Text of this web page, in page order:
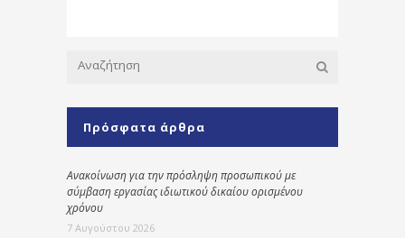
Πρόσφατα άρθρα
Ανακοίνωση για την πρόσληψη προσωπικού με
σύμβαση εργασίας ιδιωτικού δικαίου ορισμένου
χρόνου
7 Αυγούστου 2026